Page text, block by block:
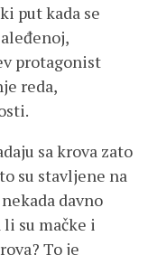
put kada se
protagonist
reda,
sa krova zato
su stavljene na
davno
li su mačke i
To je